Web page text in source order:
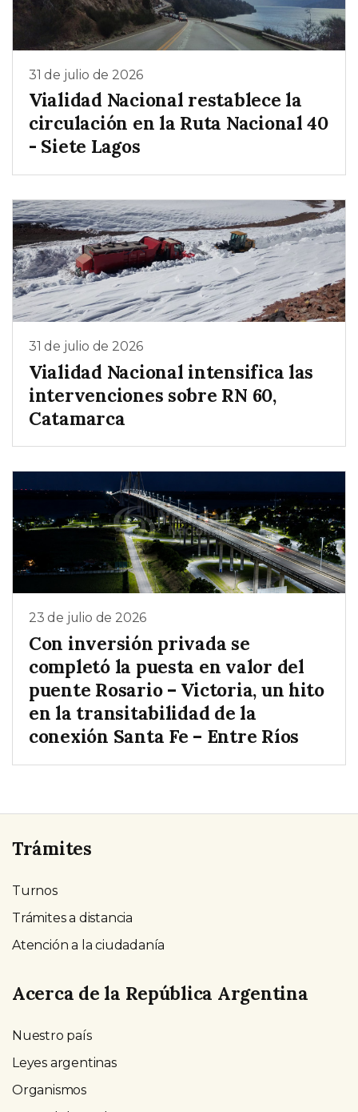
31 de julio de 2026
Vialidad Nacional restablece la
circulación en la Ruta Nacional 40
- Siete Lagos
31 de julio de 2026
Vialidad Nacional intensifica las
intervenciones sobre RN 60,
Catamarca
23 de julio de 2026
Con inversión privada se
completó la puesta en valor del
puente Rosario – Victoria, un hito
en la transitabilidad de la
conexión Santa Fe – Entre Ríos
Trámites
Turnos
Trámites a distancia
Atención a la ciudadanía
Acerca de la República Argentina
Nuestro país
Leyes argentinas
Organismos